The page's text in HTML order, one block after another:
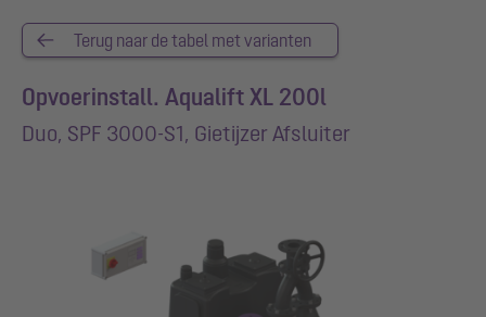
Terug naar de tabel met varianten
Opvoerinstall. Aqualift XL 200l
Duo, SPF 3000-S1, Gietijzer Afsluiter